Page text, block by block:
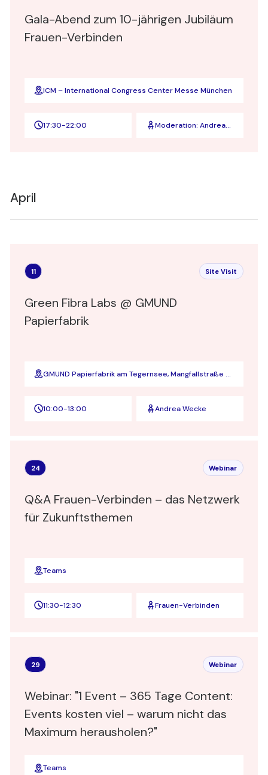
Gala-Abend zum 10-jährigen Jubiläum
Frauen-Verbinden
ICM – International Congress Center Messe München
17:30-22:00
Moderation: Andrea
April
11 Site Visit
Green Fibra Labs @ GMUND
Papierfabrik
GMUND Papierfabrik am Tegernsee, Mangfallstraße 5,
10:00-13:00 Andrea Wecke
24 Webinar
Q&A Frauen-Verbinden – das Netzwerk
für Zukunftsthemen
Teams
11:30-12:30 Frauen-Verbinden
29 Webinar
Webinar: "1 Event – 365 Tage Content:
Events kosten viel – warum nicht das
Maximum herausholen?"
Teams